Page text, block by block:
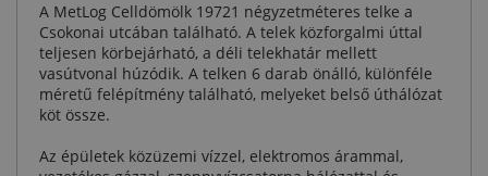
A MetLog Celldömölk 19721 négyzetméteres telke a
Csokonai utcában található. A telek közforgalmi úttal
teljesen körbejárható, a déli telekhatár mellett
vasútvonal húzódik. A telken 6 darab önálló, különféle
méretű felépítmény található, melyeket belső úthálózat
köt össze.
Az épületek közüzemi vízzel, elektromos árammal,